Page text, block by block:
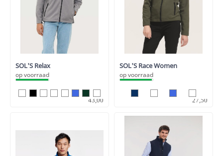
SOL'S Relax
op voorraad
35,54
43,00
SOL'S Race Women
op voorraad
22,73
27,50